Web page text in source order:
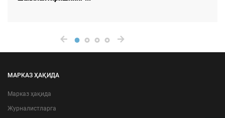
МАРКАЗ ҲАҚИДА
Марказ ҳақида
Журналистларга